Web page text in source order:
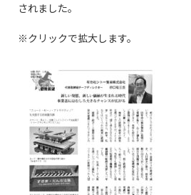
されました。
※クリックで拡大します。